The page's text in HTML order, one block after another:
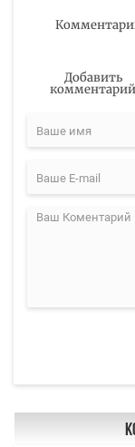
Добавить
комментарий